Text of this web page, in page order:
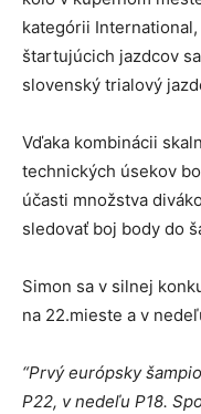
kategórii
štartujúcich jazdcov
slovenský trialový
Vďaka kombinácii
technických úsekov
účasti množstva
sledovať boj body do
Simon sa v silnej
na 22.mieste a v
“Prvý európsky
P22, v nedeľu P18.